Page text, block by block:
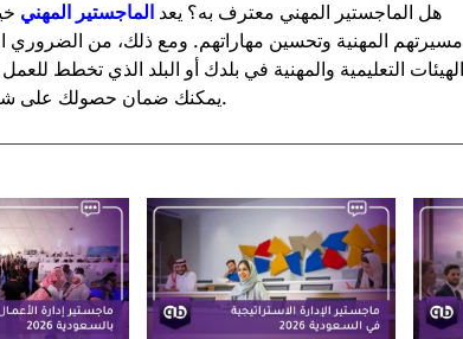
هل الماجستير المهني معترف به؟ يعد الماجستير المهني
مسيرتهم المهنية وتحسين مهاراتهم. ومع ذلك، من الضروري
الهيئات التعليمية والمهنية في بلدك أو البلد الذي تخطط
يمكنك ضمان حصولك على شهادة معترف بها تفتح لك أبواب الفرص في المستقبل.